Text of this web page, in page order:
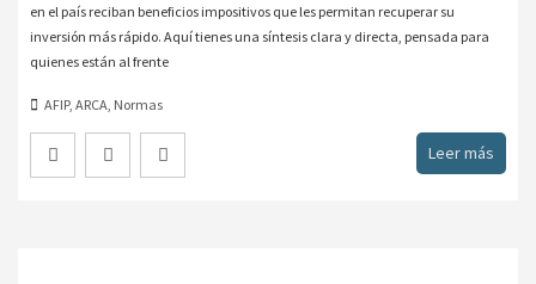
en el país reciban beneficios impositivos que les permitan recuperar su
inversión más rápido. Aquí tienes una síntesis clara y directa, pensada para
quienes están al frente
AFIP, ARCA, Normas
Leer más